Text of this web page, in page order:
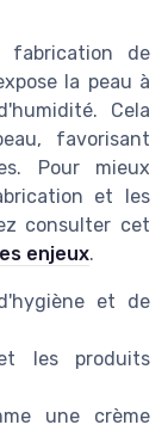
fabrication de
la peau à
Cela
favorisant
Pour mieux
et les
consulter cet
enjeux.
et de
les produits
une crème